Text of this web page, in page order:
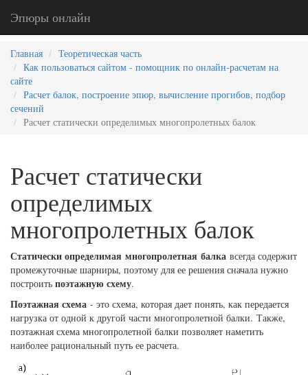
Эпюры онлайн
Главная
Теоретическая часть
Как пользоваться сайтом - помощник по онлайн-расчетам на
сайте
Расчет балок, построение эпюр, вычисление прогибов, подбор
сечений
Расчет статически определимых многопролетных балок
Расчет статически
определимых
многопролетных балок
Статически определимая многопролетная балка всегда содержит
промежуточные шарниры, поэтому для ее решения сначала нужно
построить поэтажную схему.
Поэтажная схема - это схема, которая дает понять, как передается
нагрузка от одной к другой части многопролетной балки. Также,
поэтажная схема многопролетной балки позволяет наметить
наиболее рациональный путь ее расчета.